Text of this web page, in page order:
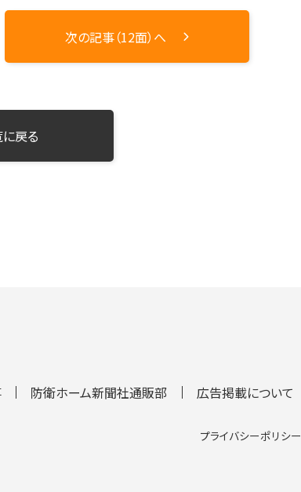
次の記事（12面）へ
戻る
防衛ホーム新聞社通販部 広告掲載について
プライバシーポリシー